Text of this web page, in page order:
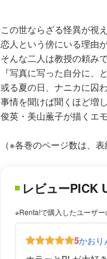
この世ならざる怪異が視
恋人という傍にいる理由
そんな二人は教授の頼み
『写真に写った自分に、
或る夏の日、ナニカに囚
事情を聞けば聞くほど
俊英・美山薫子が描くエ
（※各巻のページ数は、
レビューPICK
※Renta!で購入したユーザ
5かおり